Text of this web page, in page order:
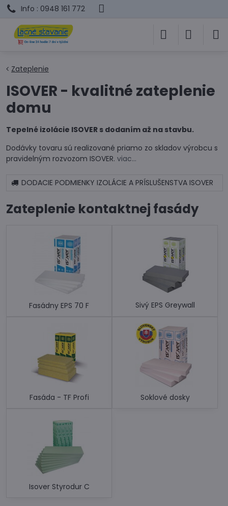
Info : 0948 161 772
Zateplenie
ISOVER - kvalitné zateplenie
domu
Tepelné izolácie ISOVER s dodaním až na stavbu.
Dodávky tovaru sú realizované priamo zo skladov výrobcu s
pravidelným rozvozom ISOVER. viac...
DODACIE PODMIENKY IZOLÁCIE A PRÍSLUŠENSTVA ISOVER
Zateplenie kontaktnej fasády
Fasádny EPS 70 F Sivý EPS Greywall
Fasáda - TF Profi Soklové dosky
Isover Styrodur C